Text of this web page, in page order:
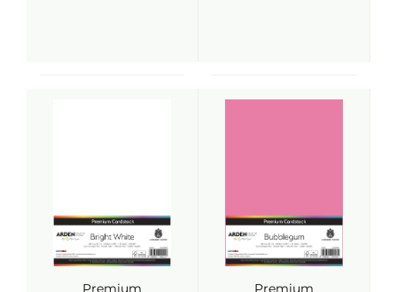
Premium
Premium